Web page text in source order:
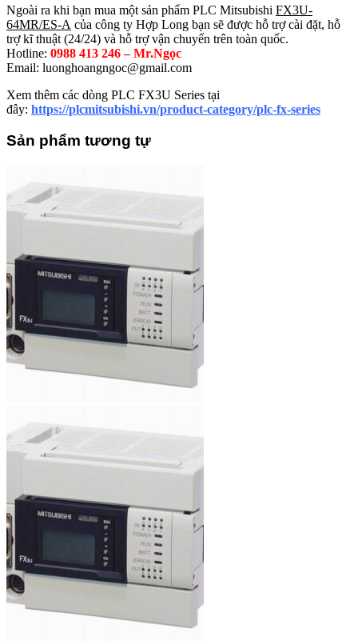
Ngoài ra khi bạn mua một sản phẩm PLC Mitsubishi FX3U-
64MR/ES-A của công ty Hợp Long bạn sẽ được hỗ trợ cài đặt, hỗ
trợ kĩ thuật (24/24) và hỗ trợ vận chuyển trên toàn quốc.
Hotline: 0988 413 246– Mr.Ngọc
Email: luonghoangngoc@gmail.com
Xem thêm các dòng PLC FX3U Series tại
đây: https://plcmitsubishi.vn/product-category/plc-fx-series
Sản phẩm tương tự